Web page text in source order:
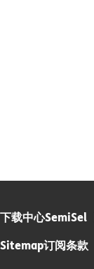
下载中心SemiSel
Sitemap订阅条款